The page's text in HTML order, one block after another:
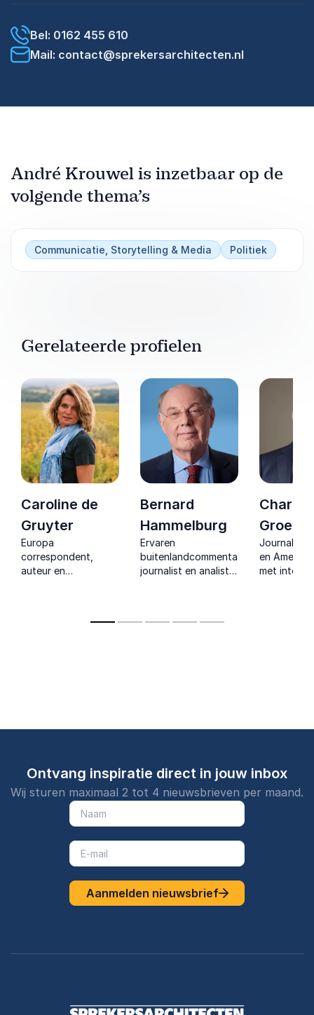
Bel: 0162 455 610
Mail: contact@sprekersarchitecten.nl
André Krouwel is inzetbaar op de
volgende thema’s
Communicatie, Storytelling & Media Politiek
Gerelateerde profielen
Caroline de
Gruyter
Europa
correspondent,
auteur en
Bernard
Hammelburg
Ervaren
buitenlandcommentator,
journalist en analist
terugbrengt tot
Charles
Journalist,
en
met
Ontvang inspiratie direct in jouw inbox
Wij sturen maximaal 2 tot 4 nieuwsbrieven per maand.
Aanmelden nieuwsbrief